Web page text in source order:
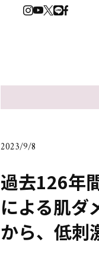
2023/9/8
過去126年
による肌
から、低刺